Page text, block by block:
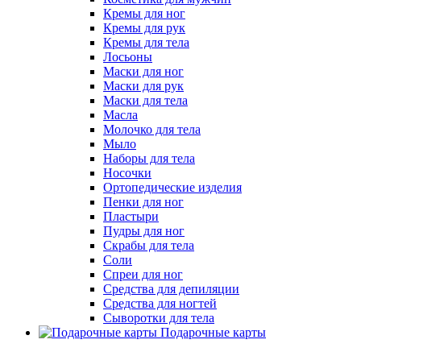
Кремы для ног
Кремы для рук
Кремы для тела
Лосьоны
Маски для ног
Маски для рук
Маски для тела
Масла
Молочко для тела
Мыло
Наборы для тела
Носочки
Ортопедические изделия
Пенки для ног
Пластыри
Пудры для ног
Скрабы для тела
Соли
Спреи для ног
Средства для депиляции
Средства для ногтей
Сыворотки для тела
Подарочные карты